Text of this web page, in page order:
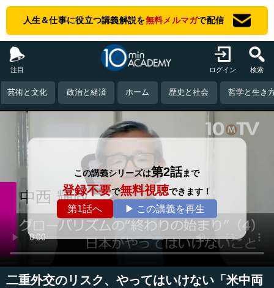
人生＆仕事に役立つ講義解説を無料メルマガで配信
注目 ログイン 検索
芸術と文化 政治と経済 ホーム 歴史と社会 哲学と生き
この講義シリーズは第2話まで
登録不要で無料視聴できます！
第1話へ ▶ この講義を再生
二重外交のリスク、やってはいけない「米中両